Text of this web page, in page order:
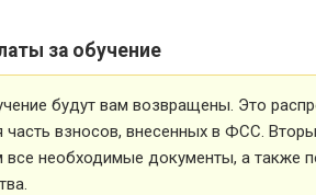
за обучение
будут вам возвращены. Это
часть взносов, внесенных в ФСС.
все необходимые документы, а также